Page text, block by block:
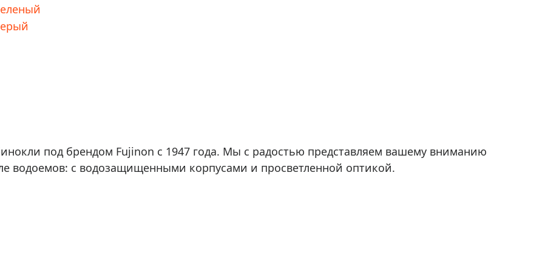
под брендом Fujinon с 1947 года. Мы с радостью представляем вашему вниманию
водоемов: с водозащищенными корпусами и просветленной оптикой.